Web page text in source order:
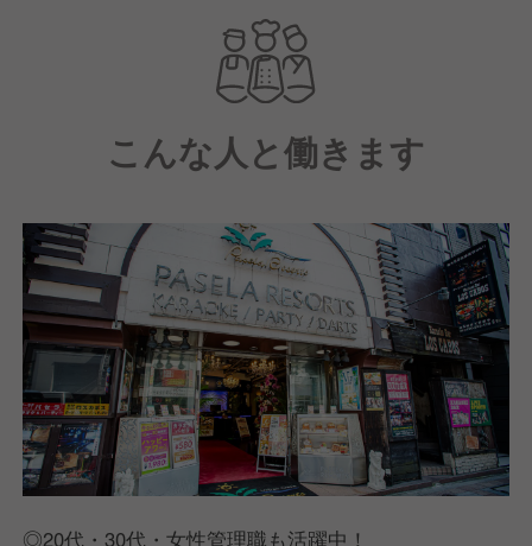
◎定番料理だけでなく「映え重視なカフェメニュー」
「本格的なエスニック」「個性的なコラボメニュー」
など、多彩な調理体験に挑戦できます
こんな人と働きます
◎20代・30代・女性管理職も活躍中！